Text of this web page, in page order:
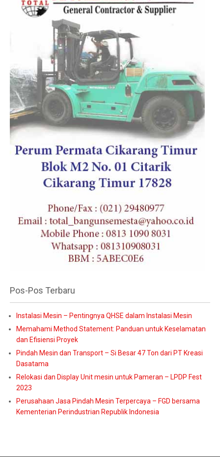
Pos-Pos Terbaru
Instalasi Mesin – Pentingnya QHSE dalam Instalasi Mesin
Memahami Method Statement: Panduan untuk Keselamatan
dan Efisiensi Proyek
Pindah Mesin dan Transport – Si Besar 47 Ton dari PT Kreasi
Dasatama
Relokasi dan Display Unit mesin untuk Pameran – LPDP Fest
2023
Perusahaan Jasa Pindah Mesin Terpercaya – FGD bersama
Kementerian Perindustrian Republik Indonesia